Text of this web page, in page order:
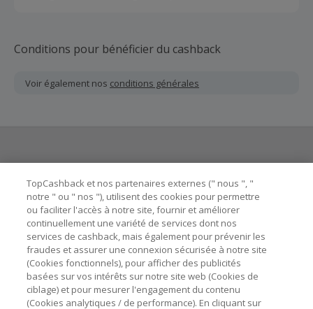
Conditions pour bénéficier du cashback
Voir également nos conditions générales
Astuces pour économiser
A propos de
Contactez-nous
TopCashback et nos partenaires externes (" nous ", "
notre " ou " nos "), utilisent des cookies pour permettre
ou faciliter l'accès à notre site, fournir et améliorer
continuellement une variété de services dont nos
services de cashback, mais également pour prévenir les
fraudes et assurer une connexion sécurisée à notre site
(Cookies fonctionnels), pour afficher des publicités
basées sur vos intérêts sur notre site web (Cookies de
ciblage) et pour mesurer l'engagement du contenu
(Cookies analytiques / de performance). En cliquant sur